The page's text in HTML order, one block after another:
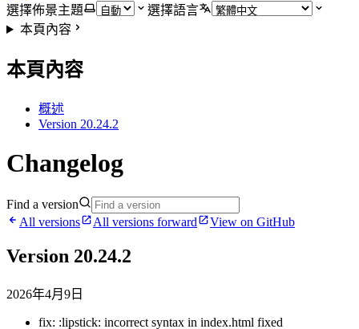
選擇佈景主題
選擇語言
本頁內容
本頁內容
概述
Version 20.24.2
Changelog
Find a version
All versions
All versions forward View on GitHub
Version 20.24.2
2026年4月9日
fix: :lipstick: incorrect syntax in index.html fixed